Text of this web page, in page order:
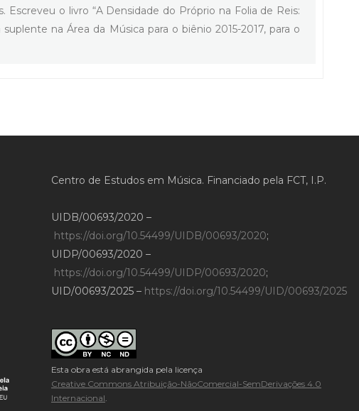
o livro “A Densidade do Próprio na Folia de Reis:
na Área da Música para o biênio 2015-2017, para o
Centro de Estudos em Música. Financiado pela FCT, I.P.
UIDB/00693/2020 –
https://doi.org/10.54499/UIDB/00693/2020;
UIDP/00693/2020 –
https://doi.org/10.54499/UIDP/00693/2020;
UID/00693/2025 – https://doi.org/10.54499/UID/00693/2025
Esta obra está abrangida pela licença
Creative Commons Atribuição-NãoComercial-SemDerivações 4.0
Internacional.